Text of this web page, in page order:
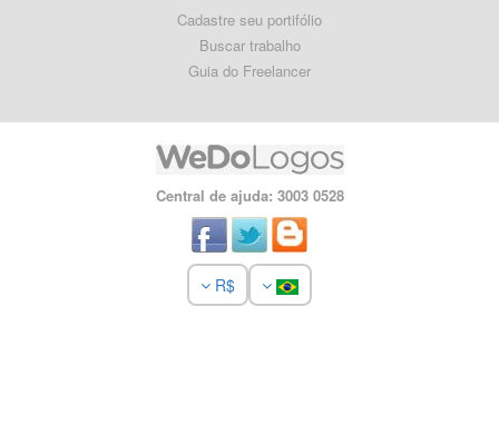
Cadastre seu portifólio
Buscar trabalho
Guia do Freelancer
Central de ajuda: 3003 0528
R$